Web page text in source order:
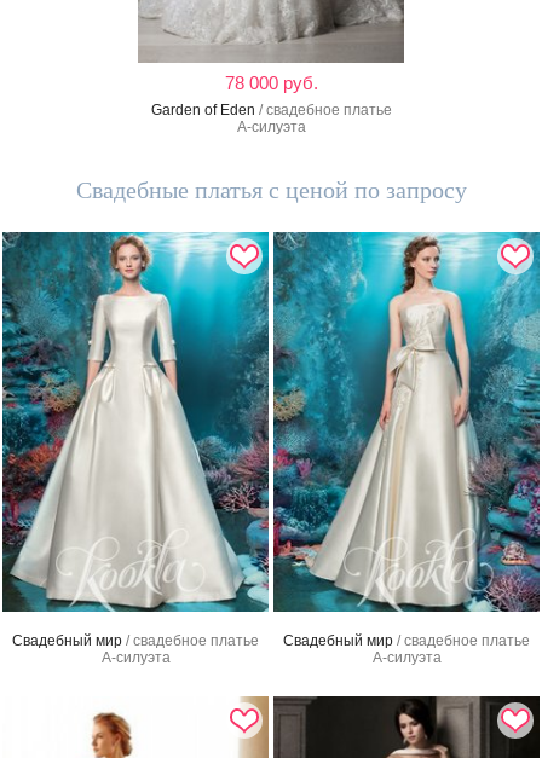
78 000 руб.
Garden of Eden / свадебное платье
А-силуэта
Свадебные платья с ценой по запросу
Свадебный мир / свадебное платье
А-силуэта
Свадебный мир / свадебное платье
А-силуэта